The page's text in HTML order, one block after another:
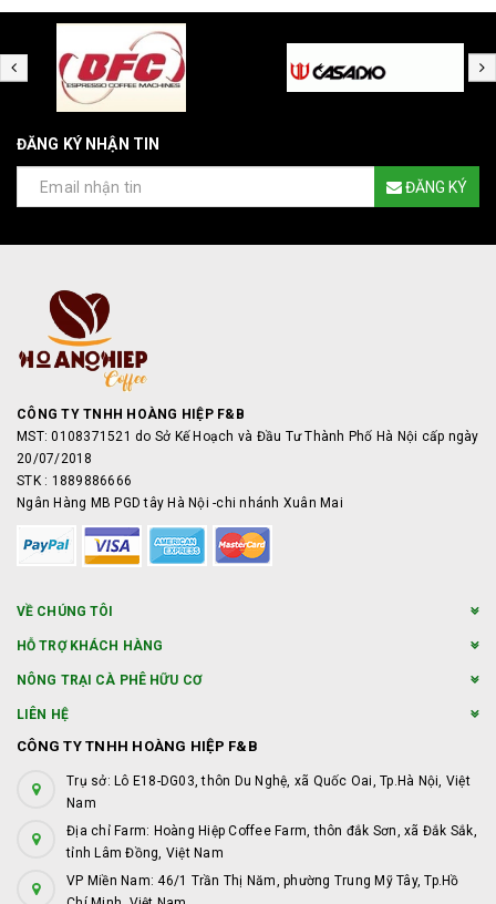
ĐĂNG KÝ NHẬN TIN
ĐĂNG KÝ
CÔNG TY TNHH HOÀNG HIỆP F&B
MST: 0108371521 do Sở Kế Hoạch và Đầu Tư Thành Phố Hà Nội cấp ngày
20/07/2018
STK : 1889886666
Ngân Hàng MB PGD tây Hà Nội -chi nhánh Xuân Mai
VỀ CHÚNG TÔI
HỖ TRỢ KHÁCH HÀNG
NÔNG TRẠI CÀ PHÊ HỮU CƠ
LIÊN HỆ
CÔNG TY TNHH HOÀNG HIỆP F&B
Trụ sở: Lô E18-DG03, thôn Du Nghệ, xã Quốc Oai, Tp.Hà Nội, Việt
Nam
Địa chỉ Farm: Hoàng Hiệp Coffee Farm, thôn đắk Sơn, xã Đắk Sắk,
tỉnh Lâm Đồng, Việt Nam
VP Miền Nam: 46/1 Trần Thị Năm, phường Trung Mỹ Tây, Tp.Hồ